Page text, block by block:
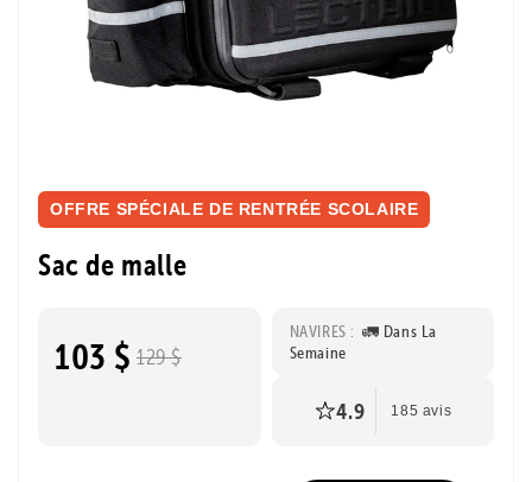
OFFRE SPÉCIALE DE RENTRÉE SCOLAIRE
Sac de malle
103 $ 129 $
NAVIRES : 🚛 Dans La
Semaine
4.9 185 avis